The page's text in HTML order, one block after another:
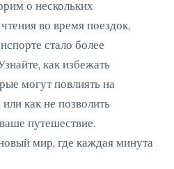
о нескольких
во время поездок,
стало более
как избежать
могут повлиять на
как не позволить
путешествие.
мир, где каждая минута